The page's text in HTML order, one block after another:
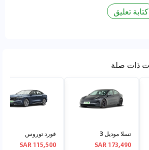
كتابة تعليق
تسلا موديل 3
173,490 SAR
فورد توروس
115,500 SAR